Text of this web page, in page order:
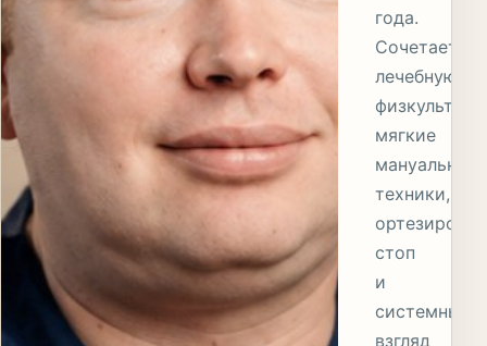
года.
Сочетает
лечебную
физкультуру,
мягкие
мануальные
техники,
стоп
и
системный
взгляд